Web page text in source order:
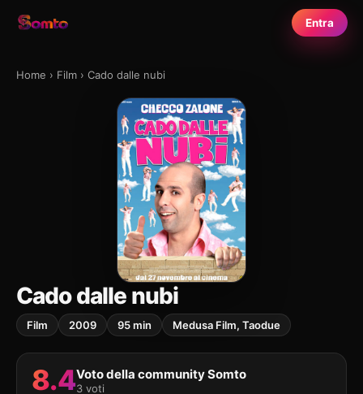
Entra
Home › Film › Cado dalle nubi
Cado dalle nubi
Film 2009 95 min Medusa Film, Taodue
8.4Voto della community Somto
3 voti